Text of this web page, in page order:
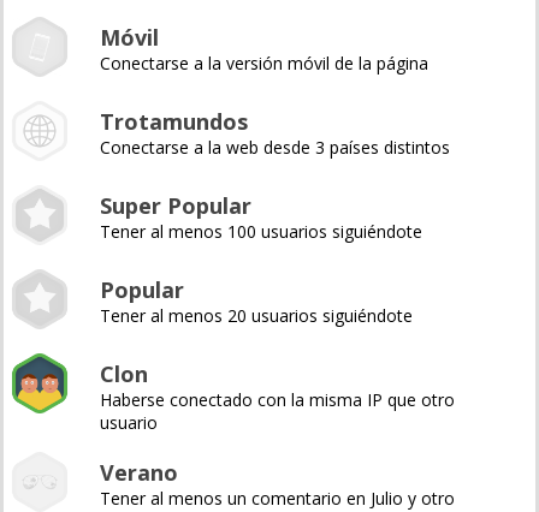
Móvil
Conectarse a la versión móvil de la página
Trotamundos
Conectarse a la web desde 3 países distintos
Super Popular
Tener al menos 100 usuarios siguiéndote
Popular
Tener al menos 20 usuarios siguiéndote
Clon
Haberse conectado con la misma IP que otro
usuario
Verano
Tener al menos un comentario en Julio y otro